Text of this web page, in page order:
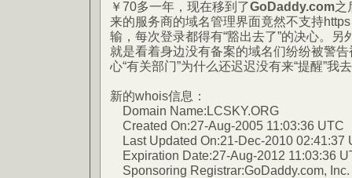
￥70多一年，现在移到了GoDaddy.com之
来的服务商的域名管理界面竟然不支持
输，每次登录都得有“豁出去了”的决心。
就是看着身边没有备案的域名们纷纷被警
心“有关部门”为什么还迟迟没有来“提醒”我
新的whois信息：
Domain Name:LCSKY.ORG
Created On:27-Aug-2005 11:03:36 UTC
Last Updated On:21-Dec-2010 02:41:37
Expiration Date:27-Aug-2012 11:03:36
Sponsoring Registrar:GoDaddy.com,